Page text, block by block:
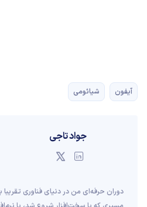
آیفون شیائومی
جواد تاجی